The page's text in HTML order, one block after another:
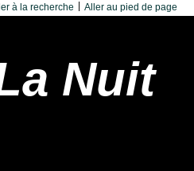
à la recherche Aller au pied de page
Nuit